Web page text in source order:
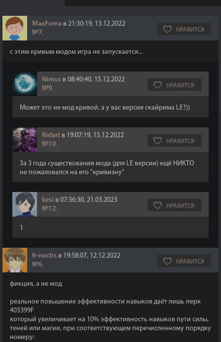
MaxFoma в 21:30:19, 13.12.2022
№7, НРАВИТСЯ
с этим кривым модом игра не запускается...
Nimus в 08:40:40, 15.12.2022
№9, НРАВИТСЯ
Может это не мод кривой, а у вас версия скайрима LE?))
Ridart в 19:07:19, 15.12.2022
№10, НРАВИТСЯ
За 3 года существования мода (для LE версии) ещё НИКТО
не пожаловался на его "кривизну"
kesi в 07:36:30, 21.03.2023
№12, НРАВИТСЯ
1
fr-noctis в 19:58:07, 12.12.2022
№6, НРАВИТСЯ
фикция, а не мод
реальное повышение эффективности навыков даёт лишь перк
403399F
который увеличивает на 10% эффективность навыков пути силы,
теней или магии, при соответствующем перечисленному порядку
номеру: